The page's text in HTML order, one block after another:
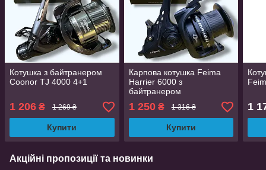
Котушка з байтранером
Coonor TJ 4000 4+1
1 206 ₴ 1 269 ₴
Купити
Карпова котушка Feima
Harrier 6000 з
байтранером
1 250₴ 1 316 ₴
Купити
1
Акційні пропозиції та новинки